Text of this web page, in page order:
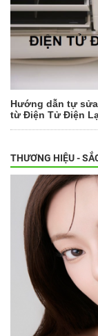
Hướng dẫn tự
từ Điện Tử Điện
THƯƠNG HIỆU -